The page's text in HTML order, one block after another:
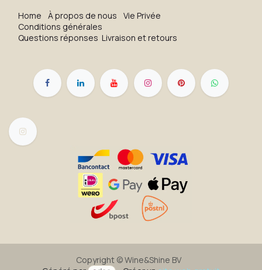
H​o​me À propos de nous
Vie Privée
Conditions générales
Questions réponses Livraison et retours
Copyright ©Wine&Shine BV